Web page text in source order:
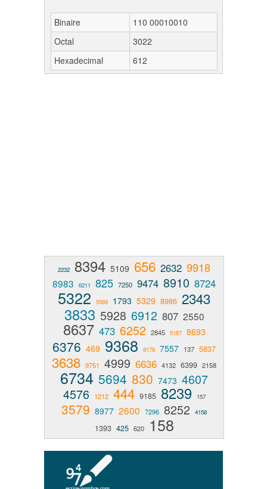
Binaire
110 00010010
Octal
3022
Hexadecimal
612
2232 8394 5109 656 2632 9918
8983 6211 825 7250 9474 8910 8724
5322 5569 1793 5329 8986 2343
3833 5928 6912 807 2550
8637 473 6252 2845 5187 8693
6376 469 9368 8178 7557 137 5837
3638 9751 4999 6636 4132 6399 2158
6734 5694 830 7473 4607
4576
1212 444 9185 8239 157
3579 8977 2600 7296 8252 4158
1393 425 620 158